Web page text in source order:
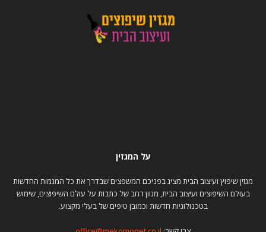
על המגזין
מגזין שיפוץ ועיצוב הבית מציג בפניכם המשפצים שבדרך את כל המגמות החדשות
בעולם השיפוצים ועיצוב הבית, מגוון רחב של כתבות על עולם השיפוצים, שימוש
בטכנולוגיות חדשות וכמובן טיפים של בעלי מקצוע.